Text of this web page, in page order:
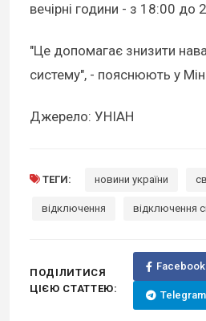
вечірні години - з 18:00 до
"Це допомагає знизити
систему", - пояснюють у
Джерело: УНІАН
ТЕГИ: новини україни
відключення відключення
ПОДІЛИТИСЯ
ЦІЄЮ СТАТТЕЮ:
Facebook
Telegram